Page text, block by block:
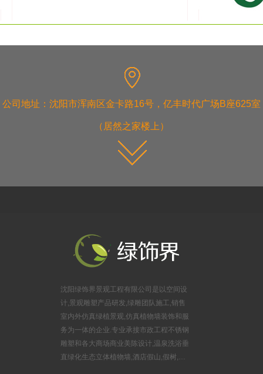
公司地址：沈阳市浑南区金卡路16号，亿丰时代广场B座625室
（居然之家楼上）
沈阳绿饰界景观工程有限公司是以空间设
计,景观雕塑产品研发,绿雕团队施工,销售
室内外仿真绿植景观,仿真植物墙装饰和服
务为一体的企业.专业承接市政工程不锈钢
雕塑和各大商场商业美陈设计,温泉洗浴垂
直绿化生态立体植物墙,酒店假山,假树,婚